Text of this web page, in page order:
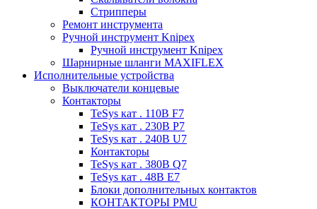
Стрипперы
Ремонт инструмента
Ручной инструмент Knipex
Ручной инструмент Knipex
Шарнирные шланги MAXIFLEX
Исполнительные устройства
Выключатели концевые
Контакторы
TeSys кат . 110В F7
TeSys кат . 230В P7
TeSys кат . 240В U7
Контакторы
TeSys кат . 380В Q7
TeSys кат . 48В E7
Блоки дополнительных контактов
КОНТАКТОРЫ PMU